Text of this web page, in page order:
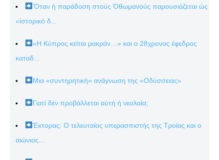
Ὅταν ἡ παράδοση στούς Ὀθωμανούς παρουσιάζεται ὡς
«ἱστορικό δ...
«Η Κύπρος κείται μακράν…» και ο 28χρονος έφεδρος
καταδ...
Μια «συντηρητική» ανάγνωση της «Οδύσσειας»
Γιατί δέν προβάλλεται αὐτή ἡ νεολαία;
Έκτορας: Ο τελευταίος υπερασπιστής της Τροίας και ο
αιώνιος...